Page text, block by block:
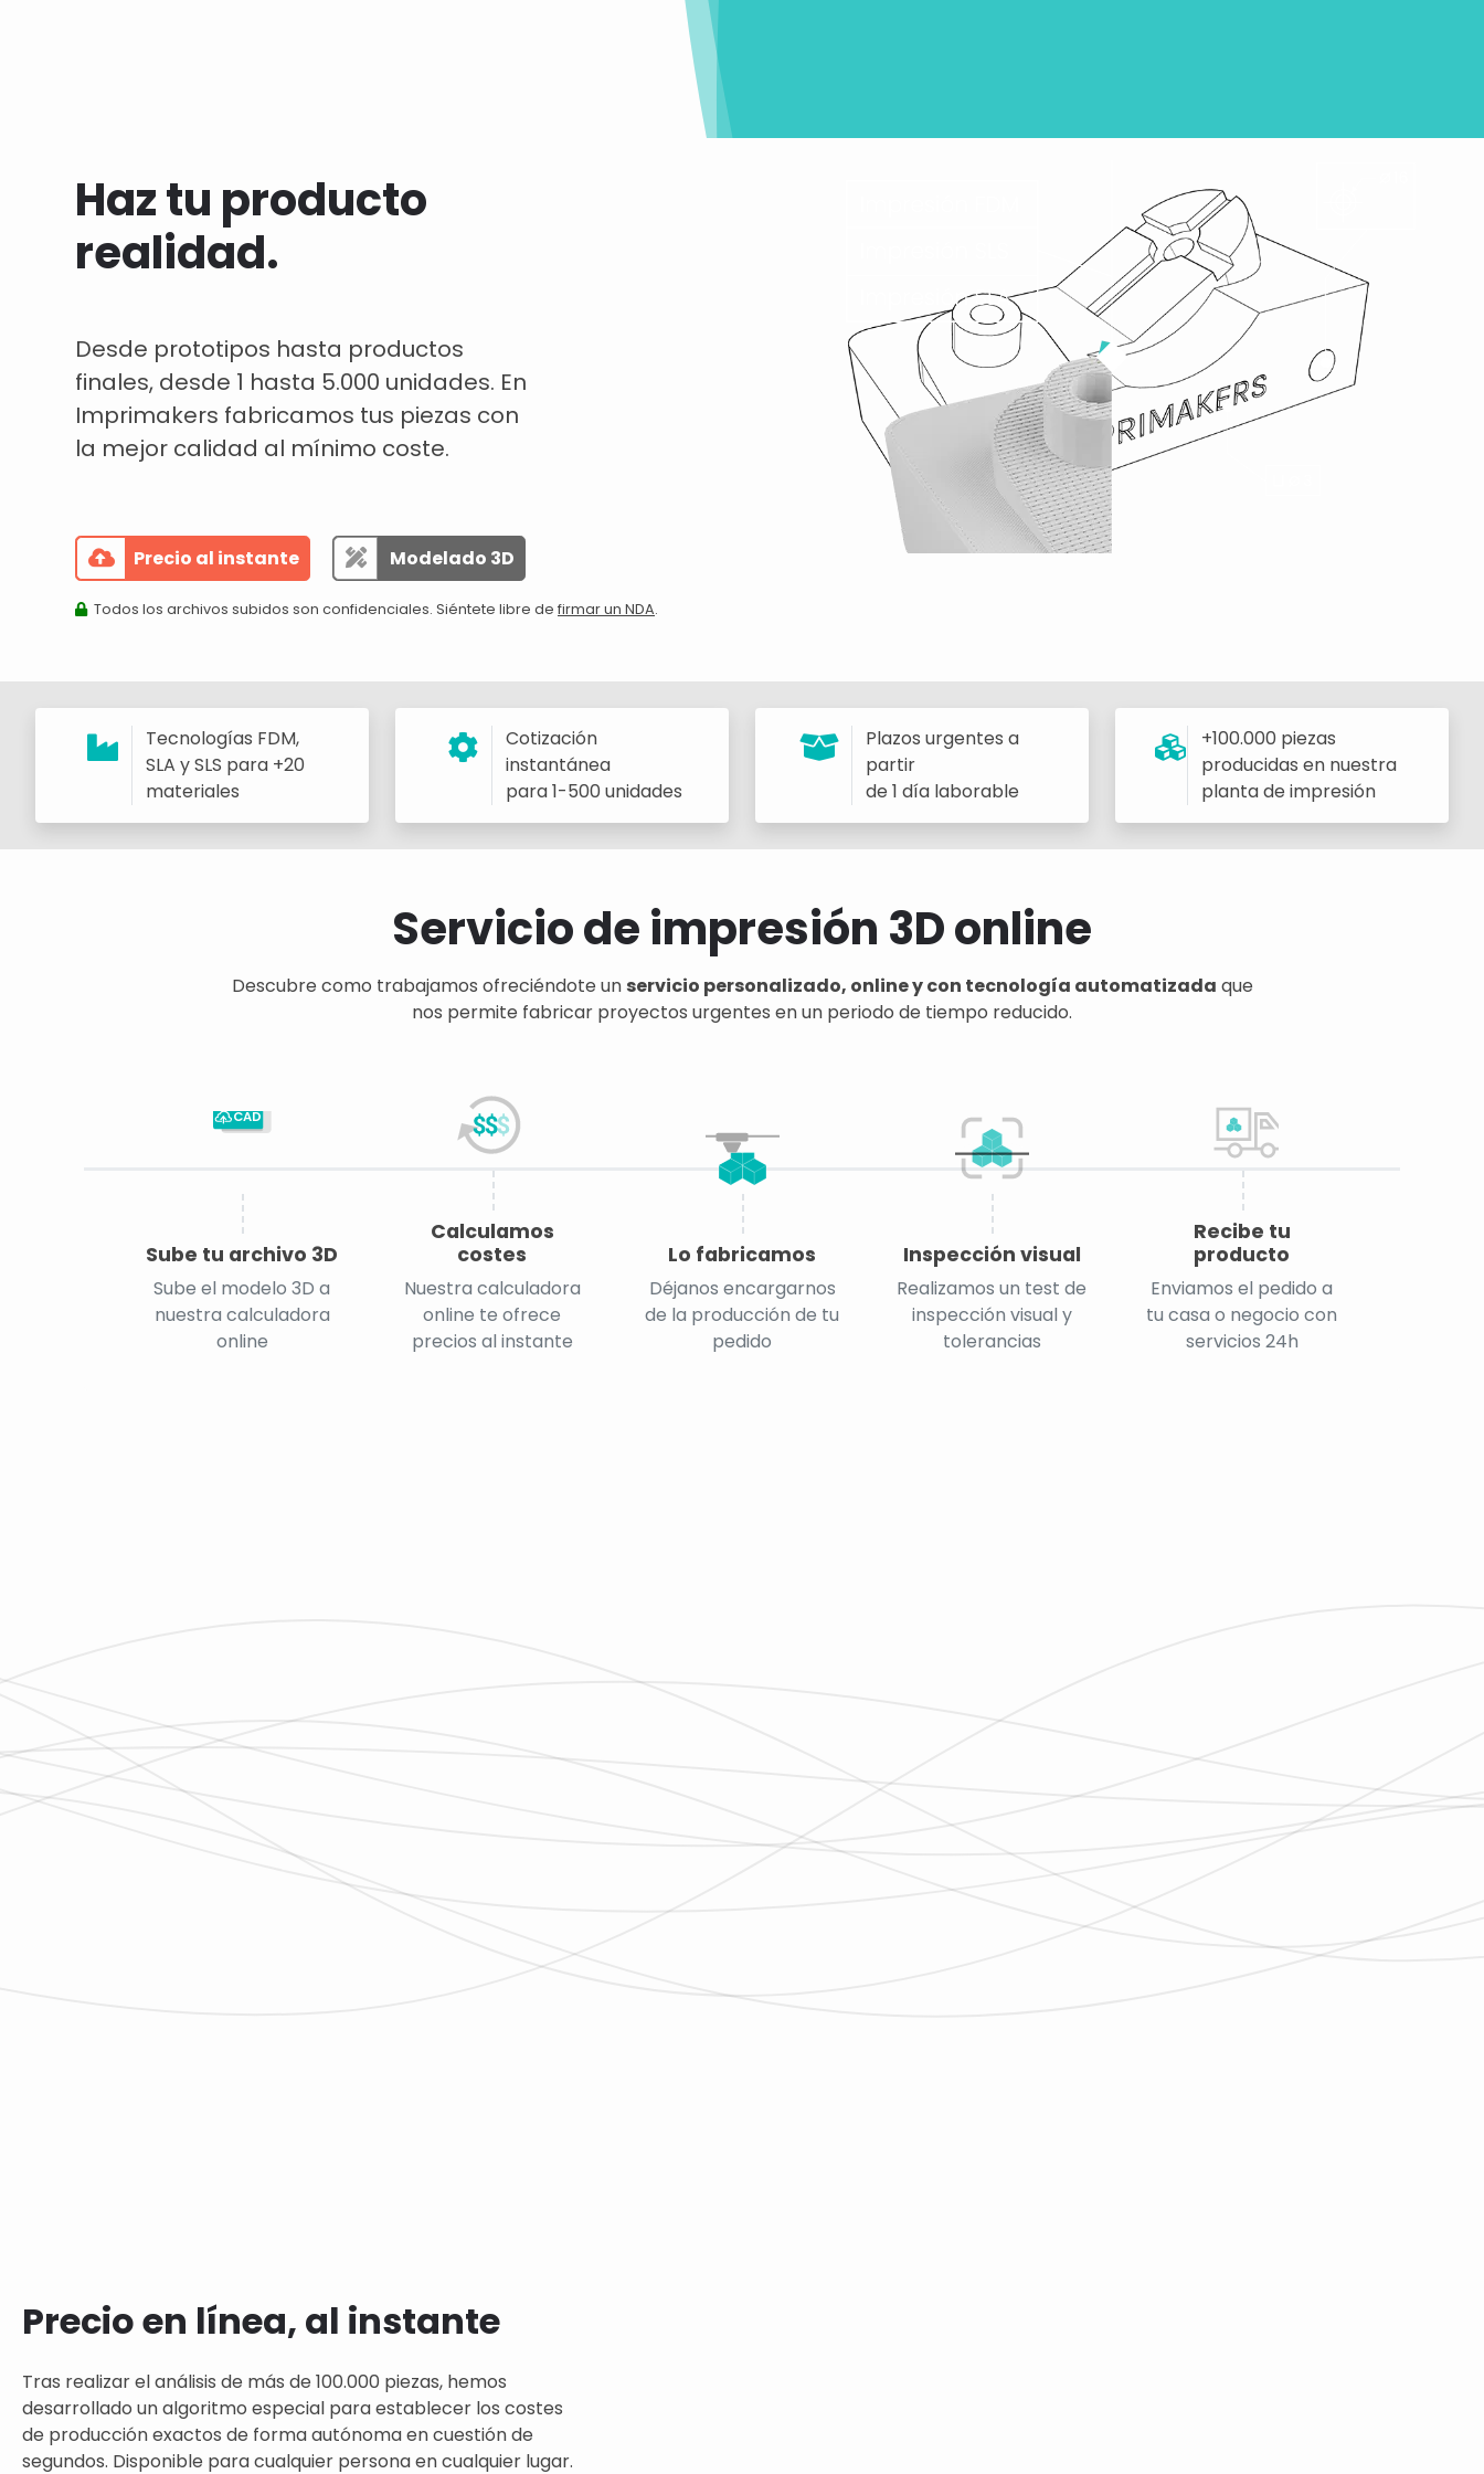
Haz tu producto
realidad.
Desde prototipos hasta productos
finales, desde 1 hasta 5.000 unidades. En
Imprimakers fabricamos tus piezas con
la mejor calidad al mínimo coste.
Precio al instante Modelado 3D
Todos los archivos subidos son confidenciales. Siéntete libre de firmar un NDA.
Tecnologías FDM,
SLA y SLS para +20
materiales
Cotización
instantánea
para 1-500 unidades
Plazos urgentes a
partir
de 1 día laborable
+100.000 piezas
producidas en nuestra
planta de impresión
Servicio de impresión 3D online
Descubre como trabajamos ofreciéndote un servicio personalizado, online y con tecnología automatizada que
nos permite fabricar proyectos urgentes en un periodo de tiempo reducido.
Sube tu archivo 3D
Sube el modelo 3D a
nuestra calculadora
online
Calculamos
costes
Nuestra calculadora
online te ofrece
precios al instante
Lo fabricamos
Déjanos encargarnos
de la producción de tu
pedido
Inspección visual
Realizamos un test de
inspección visual y
tolerancias
Recibe tu
producto
Enviamos el pedido a
tu casa o negocio con
servicios 24h
Precio en línea, al instante
Tras realizar el análisis de más de 100.000 piezas, hemos
desarrollado un algoritmo especial para establecer los costes
de producción exactos de forma autónoma en cuestión de
segundos. Disponible para cualquier persona en cualquier lugar.